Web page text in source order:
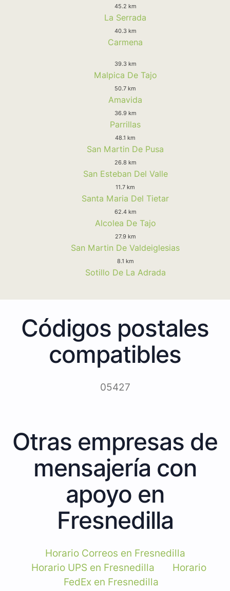
45.2 km
La Serrada
40.3 km
Carmena
39.3 km
Malpica De Tajo
50.7 km
Amavida
36.9 km
Parrillas
48.1 km
San Martin De Pusa
26.8 km
San Esteban Del Valle
11.7 km
Santa Maria Del Tietar
62.4 km
Alcolea De Tajo
27.9 km
San Martin De Valdeiglesias
8.1 km
Sotillo De La Adrada
Códigos postales
compatibles
05427
Otras empresas de
mensajería con
apoyo en
Fresnedilla
Horario Correos en Fresnedilla
Horario UPS en Fresnedilla
Horario
FedEx en Fresnedilla